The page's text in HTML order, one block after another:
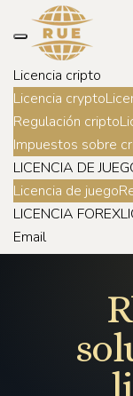
Licencia cripto
Licencia crypto
Regulación cripto
Impuestos sobre
LICENCIA DE
Licencia de juego
LICENCIA FOREX
Email